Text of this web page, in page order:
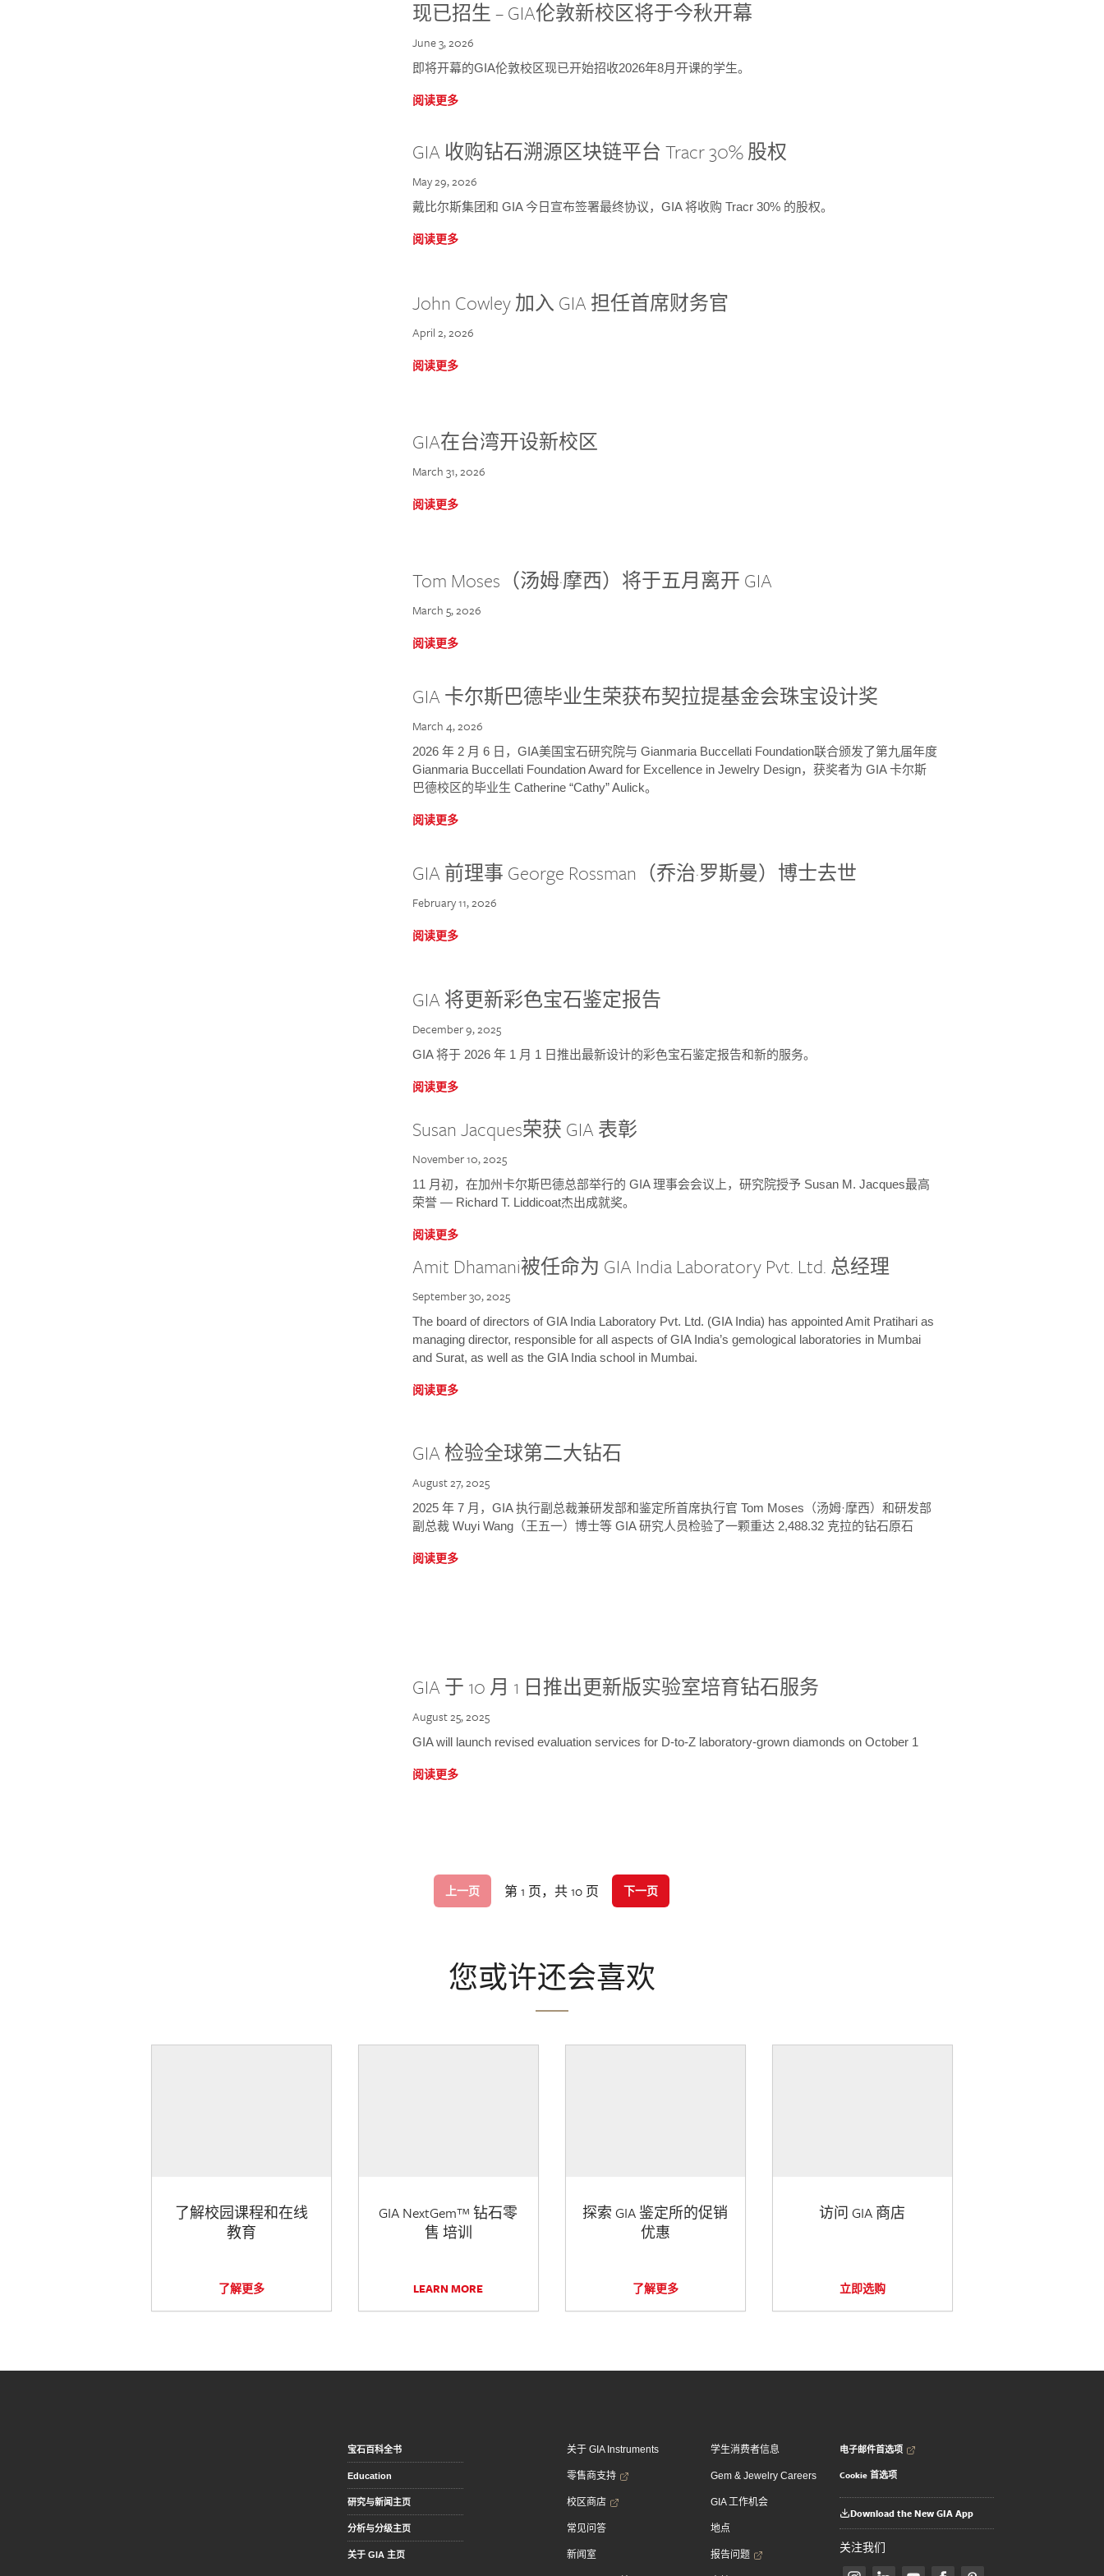
现已招生 – GIA伦敦新校区将于今秋开幕
June 3, 2026
即将开幕的GIA伦敦校区现已开始招收2026年8月开课的学生。
阅读更多
GIA 收购钻石溯源区块链平台 Tracr 30% 股权
May 29, 2026
戴比尔斯集团和 GIA 今日宣布签署最终协议，GIA 将收购 Tracr 30% 的股权。
阅读更多
John Cowley 加入 GIA 担任首席财务官
April 2, 2026
阅读更多
GIA在台湾开设新校区
March 31, 2026
阅读更多
Tom Moses（汤姆·摩西）将于五月离开 GIA
March 5, 2026
阅读更多
GIA 卡尔斯巴德毕业生荣获布契拉提基金会珠宝设计奖
March 4, 2026
2026 年 2 月 6 日，GIA美国宝石研究院与 Gianmaria Buccellati Foundation联合颁发了第九届年度
Gianmaria Buccellati Foundation Award for Excellence in Jewelry Design，获奖者为 GIA 卡尔斯
巴德校区的毕业生 Catherine “Cathy” Aulick。
阅读更多
GIA 前理事 George Rossman（乔治·罗斯曼）博士去世
February 11, 2026
阅读更多
GIA 将更新彩色宝石鉴定报告
December 9, 2025
GIA 将于 2026 年 1 月 1 日推出最新设计的彩色宝石鉴定报告和新的服务。
阅读更多
Susan Jacques荣获 GIA 表彰
November 10, 2025
11 月初，在加州卡尔斯巴德总部举行的 GIA 理事会会议上，研究院授予 Susan M. Jacques最高
荣誉 — Richard T. Liddicoat杰出成就奖。
阅读更多
Amit Dhamani被任命为 GIA India Laboratory Pvt. Ltd. 总经理
September 30, 2025
The board of directors of GIA India Laboratory Pvt. Ltd. (GIA India) has appointed Amit Pratihari as
managing director, responsible for all aspects of GIA India’s gemological laboratories in Mumbai
and Surat, as well as the GIA India school in Mumbai.
阅读更多
GIA 检验全球第二大钻石
August 27, 2025
2025 年 7 月，GIA 执行副总裁兼研发部和鉴定所首席执行官 Tom Moses（汤姆·摩西）和研发部
副总裁 Wuyi Wang（王五一）博士等 GIA 研究人员检验了一颗重达 2,488.32 克拉的钻石原石
阅读更多
GIA 于 10 月 1 日推出更新版实验室培育钻石服务
August 25, 2025
GIA will launch revised evaluation services for D-to-Z laboratory-grown diamonds on October 1
阅读更多
上一页 第 1 页，共 10 页 下一页
您或许还会喜欢
了解校园课程和在线
教育
了解更多
GIA NextGem™ 钻石零
售 培训
LEARN MORE
探索 GIA 鉴定所的促销
优惠
了解更多
访问 GIA 商店
立即选购
宝石百科全书
Education
研究与新闻主页
分析与分级主页
关于 GIA 主页
关于 GIA Instruments
零售商支持
校区商店
常见问答
新闻室
学生消费者信息
Gem & Jewelry Careers
GIA 工作机会
地点
报告问题
电子邮件首选项
Cookie 首选项
Download the New GIA App
关注我们